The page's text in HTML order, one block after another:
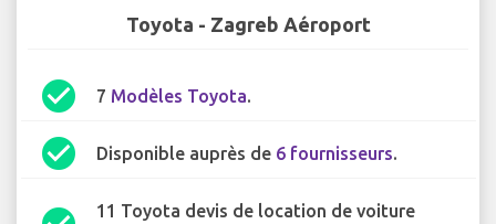
Toyota - Zagreb Aéroport
check_circle 7 Modèles Toyota.
check_circle Disponible auprès de 6 fournisseurs.
11 Toyota devis de location de voiture